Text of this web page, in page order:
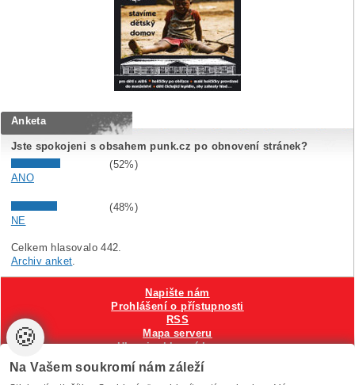
Anketa
Jste spokojeni s obsahem punk.cz po obnovení stránek?
(52%)
ANO
(48%)
NE
Celkem hlasovalo 442.
Archiv anket.
Napište nám
Prohlášení o přístupnosti
RSS
Mapa serveru
Hlavni reklamní banner
Nastavení cookies
🍪
Na Vašem soukromí nám záleží